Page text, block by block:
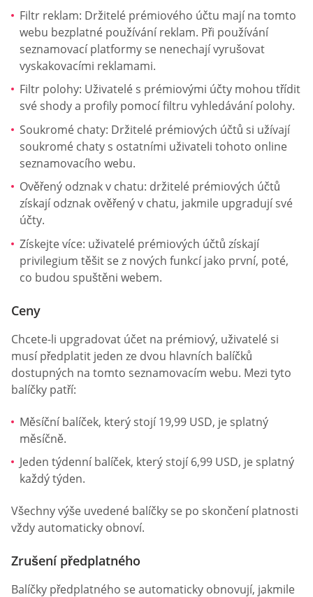
Filtr reklam: Držitelé prémiového účtu mají na tomto
webu bezplatné používání reklam. Při používání
seznamovací platformy se nenechají vyrušovat
vyskakovacími reklamami.
Filtr polohy: Uživatelé s prémiovými účty mohou třídit
své shody a profily pomocí filtru vyhledávání polohy.
Soukromé chaty: Držitelé prémiových účtů si užívají
soukromé chaty s ostatními uživateli tohoto online
seznamovacího webu.
Ověřený odznak v chatu: držitelé prémiových účtů
získají odznak ověřený v chatu, jakmile upgradují své
účty.
Získejte více: uživatelé prémiových účtů získají
privilegium těšit se z nových funkcí jako první, poté,
co budou spuštěni webem.
Ceny
Chcete-li upgradovat účet na prémiový, uživatelé si
musí předplatit jeden ze dvou hlavních balíčků
dostupných na tomto seznamovacím webu. Mezi tyto
balíčky patří:
Měsíční balíček, který stojí 19,99 USD, je splatný
měsíčně.
Jeden týdenní balíček, který stojí 6,99 USD, je splatný
každý týden.
Všechny výše uvedené balíčky se po skončení platnosti
vždy automaticky obnoví.
Zrušení předplatného
Balíčky předplatného se automaticky obnovují, jakmile